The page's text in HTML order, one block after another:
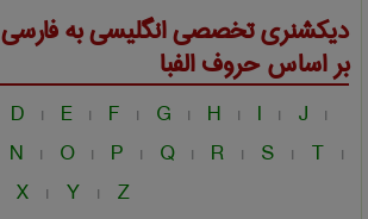
دیکشنری تخصصی انگلیسی به فارسی
بر اساس حروف الفبا
D | E | F | G | H | I | J |
N | O | P | Q | R | S | T |
X | Y | Z